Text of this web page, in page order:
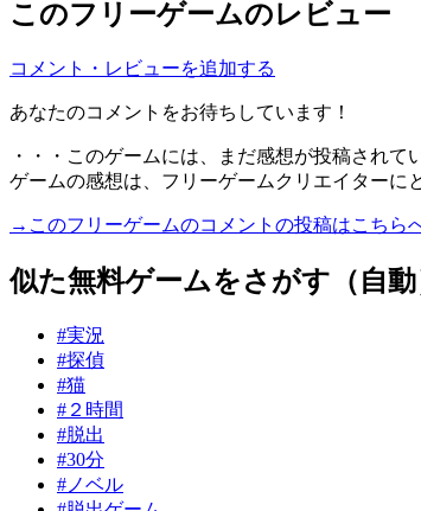
このフリーゲームのレビュー
コメント・レビューを追加する
あなたのコメントをお待ちしています！
・・・このゲームには、まだ感想が投稿され
ゲームの感想は、フリーゲームクリエイターに
→このフリーゲームのコメントの投稿はこちら
似た無料ゲームをさがす（自動
#実況
#探偵
#猫
#２時間
#脱出
#30分
#ノベル